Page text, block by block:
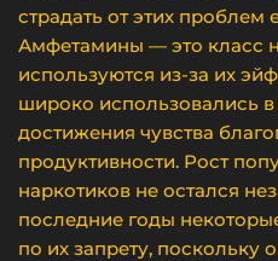
страдать от этих проблем
Амфетамины — это класс
используются из-за их
широко использовались
достижения чувства
продуктивности. Рост
наркотиков не остался
последние годы
по их запрету, поскольку